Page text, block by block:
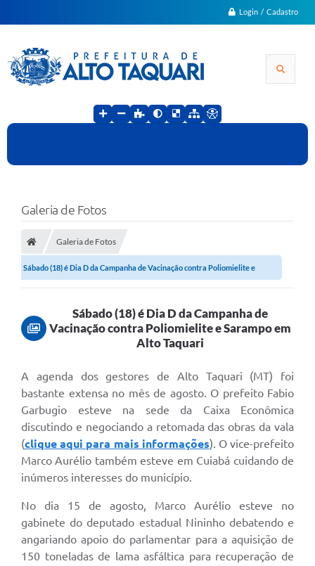
Login / Cadastro
Galeria de Fotos
Galeria de Fotos
Sábado (18) é Dia D da Campanha de Vacinação contra Poliomielite e
Sábado (18) é Dia D da Campanha de
Vacinação contra Poliomielite e Sarampo em
Alto Taquari
A agenda dos gestores de Alto Taquari (MT) foi
bastante extensa no mês de agosto. O prefeito Fabio
Garbugio esteve na sede da Caixa Econômica
discutindo e negociando a retomada das obras da vala
(clique aqui para mais informações). O vice-prefeito
Marco Aurélio também esteve em Cuiabá cuidando de
inúmeros interesses do município.
No dia 15 de agosto, Marco Aurélio esteve no
gabinete do deputado estadual Nininho debatendo e
angariando apoio do parlamentar para a aquisição de
150 toneladas de lama asfáltica para recuperação de